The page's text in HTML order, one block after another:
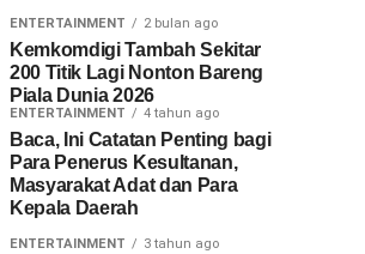
ENTERTAINMENT 2 bulan ago
Kemkomdigi Tambah Sekitar
200 Titik Lagi Nonton Bareng
Piala Dunia 2026
ENTERTAINMENT 4 tahun ago
Baca, Ini Catatan Penting bagi
Para Penerus Kesultanan,
Masyarakat Adat dan Para
Kepala Daerah
ENTERTAINMENT 3 tahun ago